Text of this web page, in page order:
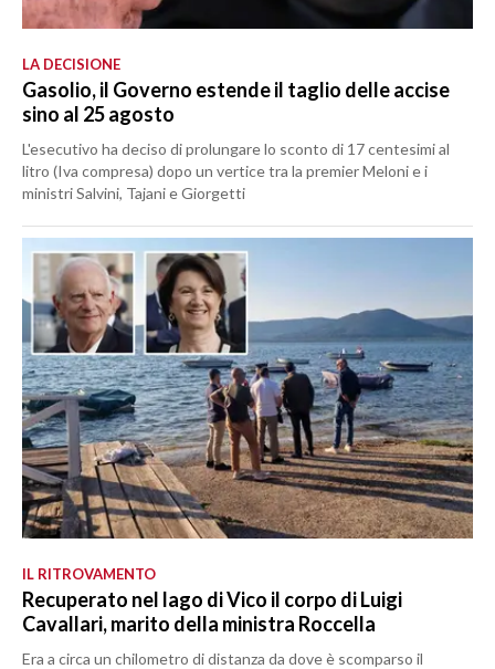
LA DECISIONE
Gasolio, il Governo estende il taglio delle accise
sino al 25 agosto
L'esecutivo ha deciso di prolungare lo sconto di 17 centesimi al
litro (Iva compresa) dopo un vertice tra la premier Meloni e i
ministri Salvini, Tajani e Giorgetti
IL RITROVAMENTO
Recuperato nel lago di Vico il corpo di Luigi
Cavallari, marito della ministra Roccella
Era a circa un chilometro di distanza da dove è scomparso il